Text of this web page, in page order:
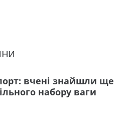
вчені знайшли ще
набору ваги